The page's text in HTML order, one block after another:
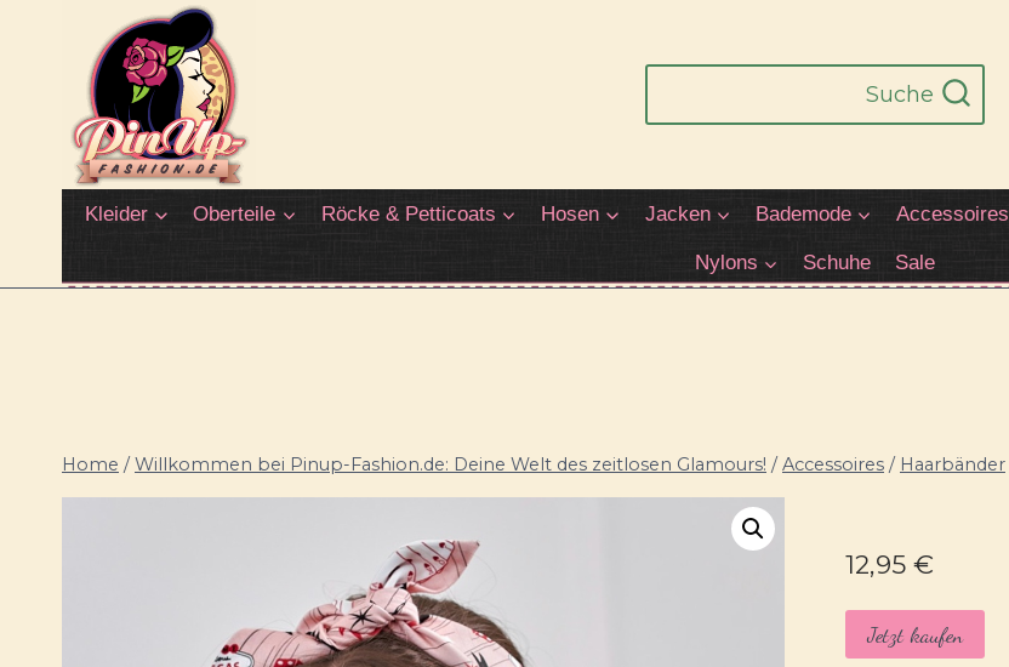
springen
Suche
Kleider Oberteile Röcke & Petticoats Hosen Jacken Bademode Accessoires
Nylons Schuhe Sale
Home / Willkommen bei Pinup-Fashion.de: Deine Welt des zeitlosen Glamours! / Accessoires / Haarbänder
12,95 €
Jetzt kaufen